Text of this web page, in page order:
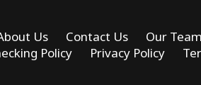
Us Contact Us Our Team
Policy
Privacy Policy